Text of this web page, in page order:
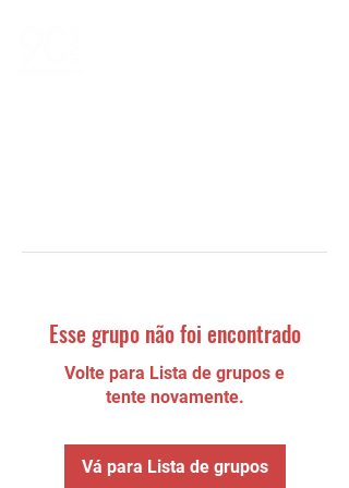
Esse grupo não foi encontrado
Volte para Lista de grupos e
tente novamente.
Vá para Lista de grupos